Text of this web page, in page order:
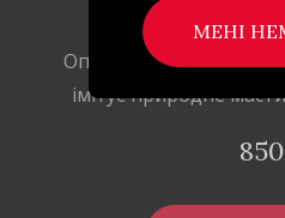
CONTACT
Опис Лубрикант на
імітує природне
850